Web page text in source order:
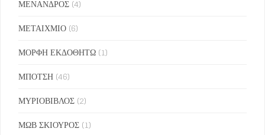
ΜΕΝΑΝΔΡΟΣ (4)
ΜΕΤΑΙΧΜΙΟ (6)
ΜΟΡΦΗ ΕΚΔΟΘΗΤΩ (1)
ΜΠΟΤΣΗ (46)
ΜΥΡΙΟΒΙΒΛΟΣ (2)
ΜΩΒ ΣΚΙΟΥΡΟΣ (1)